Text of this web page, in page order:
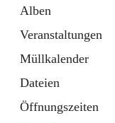
Alben
Veranstaltungen
Müllkalender
Dateien
Öffnungszeiten